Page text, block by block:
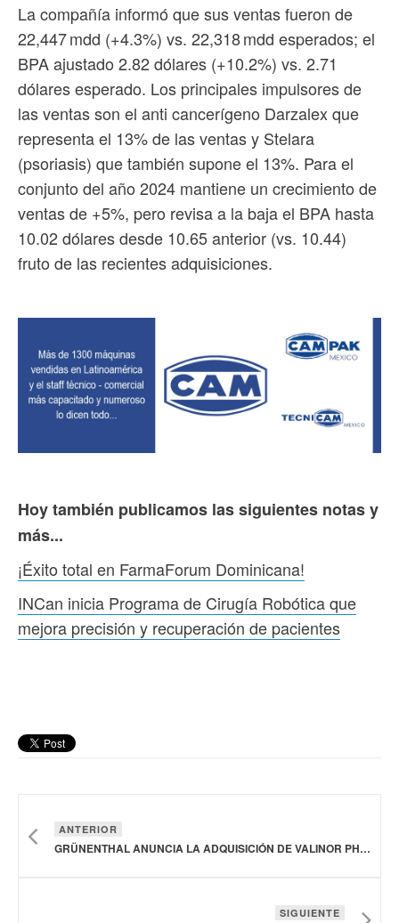
La compañía informó que sus ventas fueron de
22,447 mdd (+4.3%) vs. 22,318 mdd esperados; el
BPA ajustado 2.82 dólares (+10.2%) vs. 2.71
dólares esperado. Los principales impulsores de
las ventas son el anti cancerígeno Darzalex que
representa el 13% de las ventas y Stelara
(psoriasis) que también supone el 13%. Para el
conjunto del año 2024 mantiene un crecimiento de
ventas de +5%, pero revisa a la baja el BPA hasta
10.02 dólares desde 10.65 anterior (vs. 10.44)
fruto de las recientes adquisiciones.
Hoy también publicamos las siguientes notas y
más...
¡Éxito total en FarmaForum Dominicana!
INCan inicia Programa de Cirugía Robótica que
mejora precisión y recuperación de pacientes
ANTERIOR
GRÜNENTHAL ANUNCIA LA ADQUISICIÓN DE VALINOR PHARMA
SIGUIENTE